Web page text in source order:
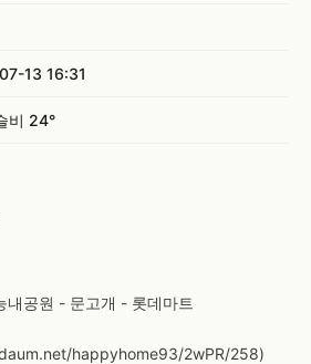
13 16:31
비 24°
내공원 - 문고개 - 롯데마트
happyhome93/2wPR/258)